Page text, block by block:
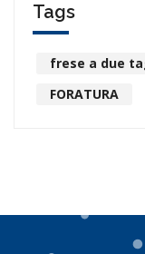
Tags
frese a due
FORATURA